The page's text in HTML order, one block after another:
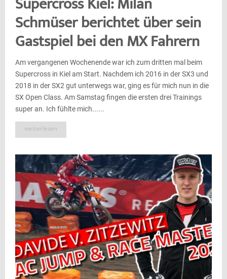
Supercross Kiel: Milan
Schmüser berichtet über sein
Gastspiel bei den MX Fahrern
Am vergangenen Wochenende war ich zum dritten mal beim
Supercross in Kiel am Start. Nachdem ich 2016 in der SX3 und
2018 in der SX2 gut unterwegs war, ging es für mich nun in die
SX Open Class. Am Samstag fingen die ersten drei Trainings
super an. Ich fühlte mich......
weiterlesen